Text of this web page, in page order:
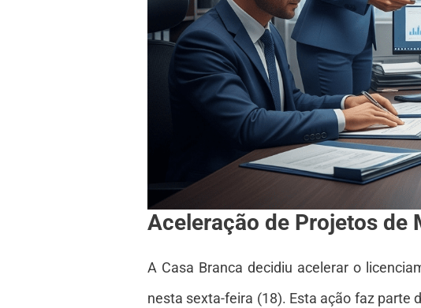
Aceleração de Projetos de
A Casa Branca decidiu acelerar o
nesta sexta-feira (18). Esta ação faz parte